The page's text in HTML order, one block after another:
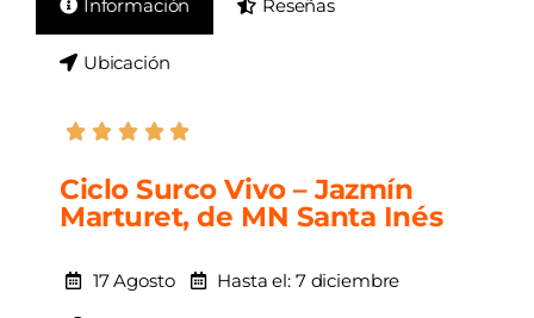
AGENDA
Información Reseñas
Ubicación
Ciclo Surco Vivo – Jazmín
Marturet, de MN Santa Inés
17 Agosto
Hasta el: 7 diciembre